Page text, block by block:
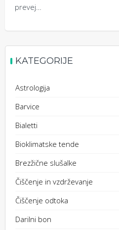
prevej…
KATEGORIJE
Astrologija
Barvice
Bialetti
Bioklimatske tende
Brezžične slušalke
Čiščenje in vzdrževanje
Čiščenje odtoka
Darilni bon